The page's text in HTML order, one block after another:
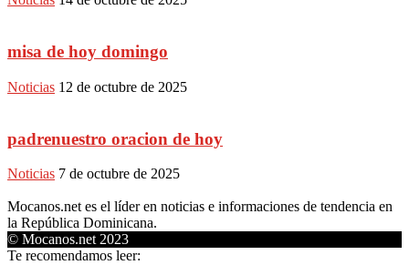
misa de hoy domingo
Noticias 12 de octubre de 2025
padrenuestro oracion de hoy
Noticias 7 de octubre de 2025
Mocanos.net es el líder en noticias e informaciones de tendencia en
la República Dominicana.
© Mocanos.net 2023
Te recomendamos leer: